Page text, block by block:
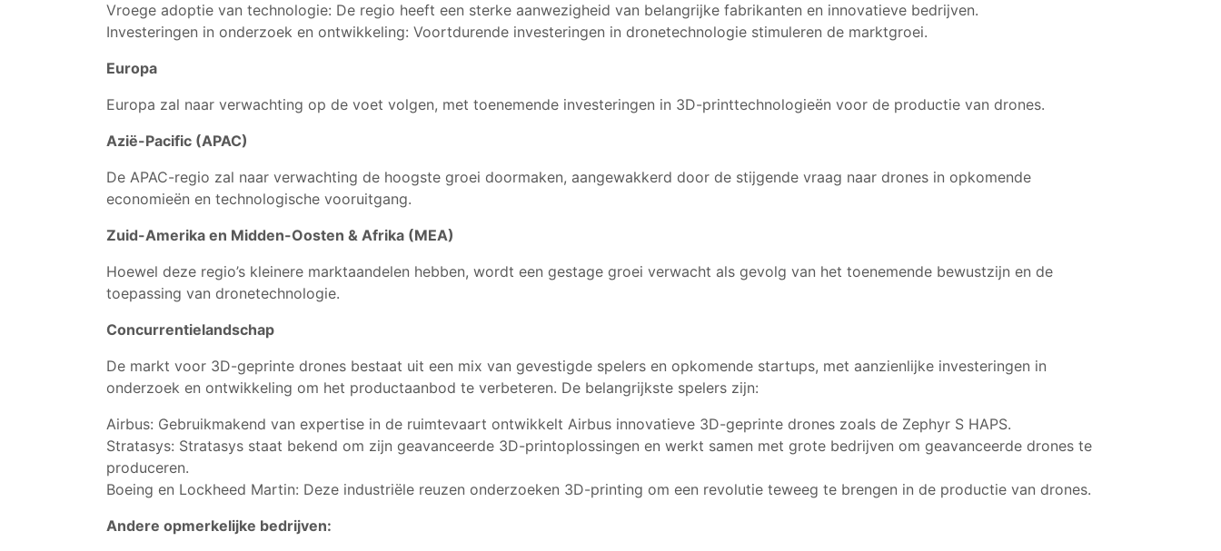
Vroege adoptie van technologie: De regio heeft een sterke aanwezigheid van belangrijke fabrikanten en innovatieve bedrijven.
Investeringen in onderzoek en ontwikkeling: Voortdurende investeringen in dronetechnologie stimuleren de marktgroei.
Europa
Europa zal naar verwachting op de voet volgen, met toenemende investeringen in 3D-printtechnologieën voor de productie van drones.
Azië-Pacific (APAC)
De APAC-regio zal naar verwachting de hoogste groei doormaken, aangewakkerd door de stijgende vraag naar drones in opkomende
economieën en technologische vooruitgang.
Zuid-Amerika en Midden-Oosten & Afrika (MEA)
Hoewel deze regio’s kleinere marktaandelen hebben, wordt een gestage groei verwacht als gevolg van het toenemende bewustzijn en de
toepassing van dronetechnologie.
Concurrentielandschap
De markt voor 3D-geprinte drones bestaat uit een mix van gevestigde spelers en opkomende startups, met aanzienlijke investeringen in
onderzoek en ontwikkeling om het productaanbod te verbeteren. De belangrijkste spelers zijn:
Airbus: Gebruikmakend van expertise in de ruimtevaart ontwikkelt Airbus innovatieve 3D-geprinte drones zoals de Zephyr S HAPS.
Stratasys: Stratasys staat bekend om zijn geavanceerde 3D-printoplossingen en werkt samen met grote bedrijven om geavanceerde drones te
produceren.
Boeing en Lockheed Martin: Deze industriële reuzen onderzoeken 3D-printing om een revolutie teweeg te brengen in de productie van drones.
Andere opmerkelijke bedrijven: